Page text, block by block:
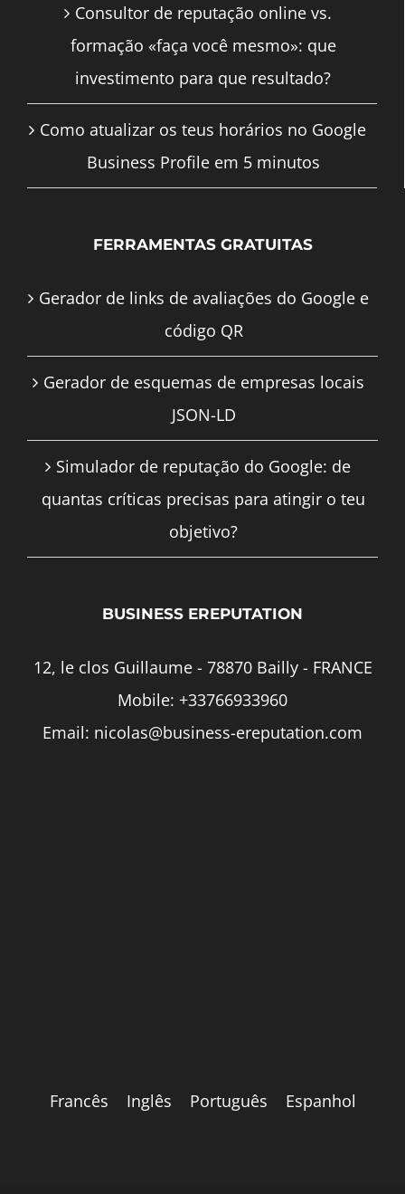
Consultor de reputação online vs.
formação «faça você mesmo»: que
investimento para que resultado?
Como atualizar os teus horários no Google
Business Profile em 5 minutos
FERRAMENTAS GRATUITAS
Gerador de links de avaliações do Google e
código QR
Gerador de esquemas de empresas locais
JSON-LD
Simulador de reputação do Google: de
quantas críticas precisas para atingir o teu
objetivo?
BUSINESS EREPUTATION
12, le clos Guillaume - 78870 Bailly - FRANCE
Mobile: +33766933960
Email: nicolas@business-ereputation.com
Francês Inglês Português Espanhol